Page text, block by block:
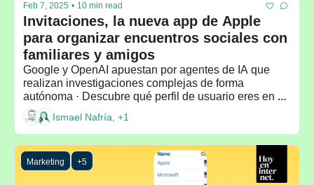
Feb 7, 2025 • 10 min read
Invitaciones, la nueva app de Apple
para organizar encuentros sociales con
familiares y amigos
Google y OpenAI apuestan por agentes de IA que
realizan investigaciones complejas de forma
autónoma · Descubre qué perfil de usuario eres en
Vinted, el mercado internacional de moda de
segunda mano
Ismael Nafría, +1
Marketing +5